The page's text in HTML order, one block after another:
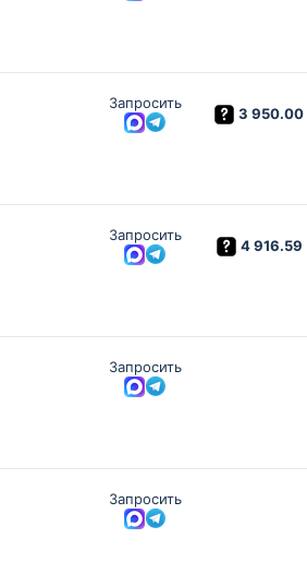
Запросить
3 950.00
Запросить
4 916.59
Запросить
Запросить